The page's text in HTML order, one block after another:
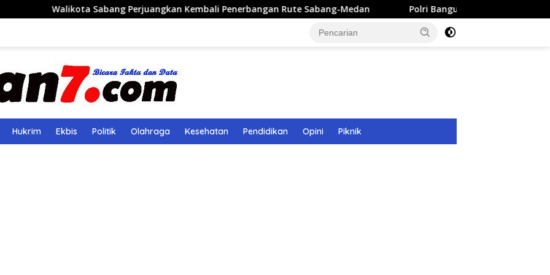
Sabang Perjuangkan Kembali Penerbangan Rute Sabang-Medan Polri Bangun 40 Titik Sumur Bor untuk Warga
Hukrim Ekbis Politik Olahraga Kesehatan Pendidikan Opini Piknik